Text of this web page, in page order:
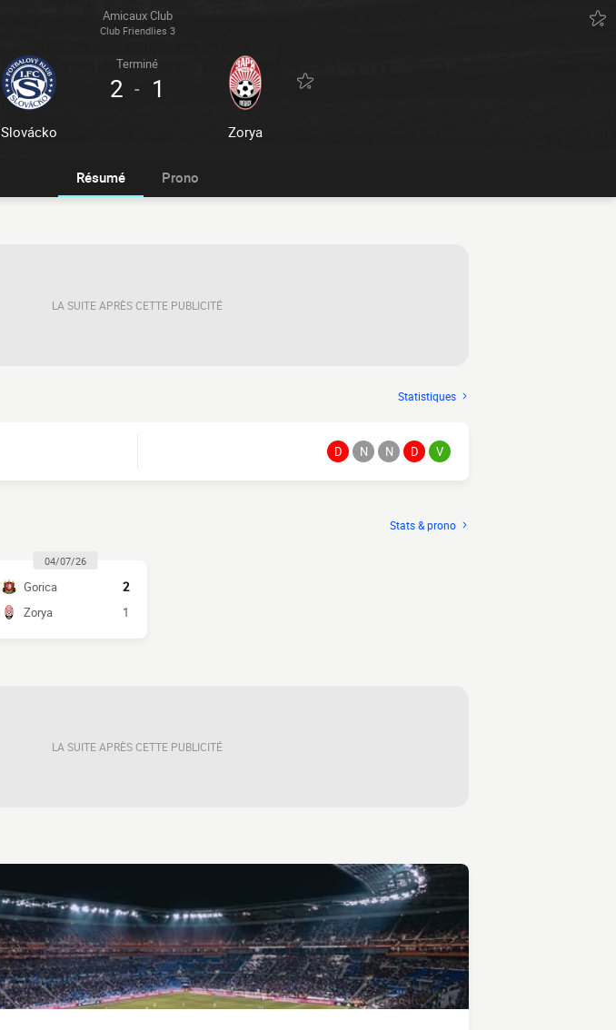
Amicaux Club
Club Friendlies 3
Slovácko
Terminé
2 - 1
Zorya
Résumé Prono
LA SUITE APRÈS CETTE PUBLICITÉ
Statistiques
D N N D V
Stats & prono
04/07/26
Gorica
2
Zorya
1
LA SUITE APRÈS CETTE PUBLICITÉ